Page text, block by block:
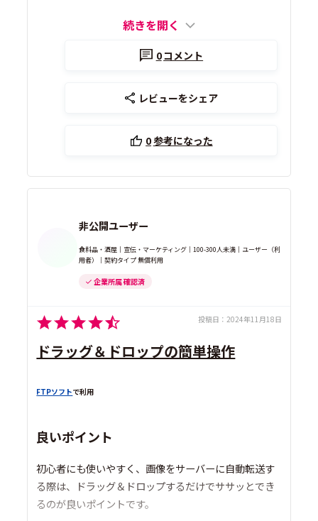
続きを開く
0コメント
レビューをシェア
0参考になった
非公開ユーザー
食料品・酒屋｜宣伝・マーケティング｜100-300人未満｜ユーザー（利
用者）｜契約タイプ 無償利用
企業所属 確認済
投稿日： 2024年11月18日
ドラッグ＆ドロップの簡単操作
FTPソフトで利用
良いポイント
初心者にも使いやすく、画像をサーバーに自動転送す
る際は、ドラッグ＆ドロップするだけでササッとでき
るのが良いポイントです。